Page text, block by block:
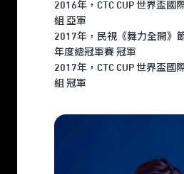
2016年，CTC CUP 世界盃國
組 亞軍
2017年，民視《舞力全開》
年度總冠軍賽 冠軍
2017年，CTC CUP 世界盃國
組 冠軍